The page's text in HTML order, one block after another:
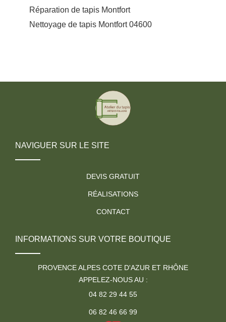
Réparation de tapis Montfort
Nettoyage de tapis Montfort 04600
NAVIGUER SUR LE SITE
DEVIS GRATUIT
RÉALISATIONS
CONTACT
INFORMATIONS SUR VOTRE BOUTIQUE
PROVENCE ALPES COTE D'AZUR ET RHÔNE
APPELEZ-NOUS AU :
04 82 29 44 55
06 82 46 66 99